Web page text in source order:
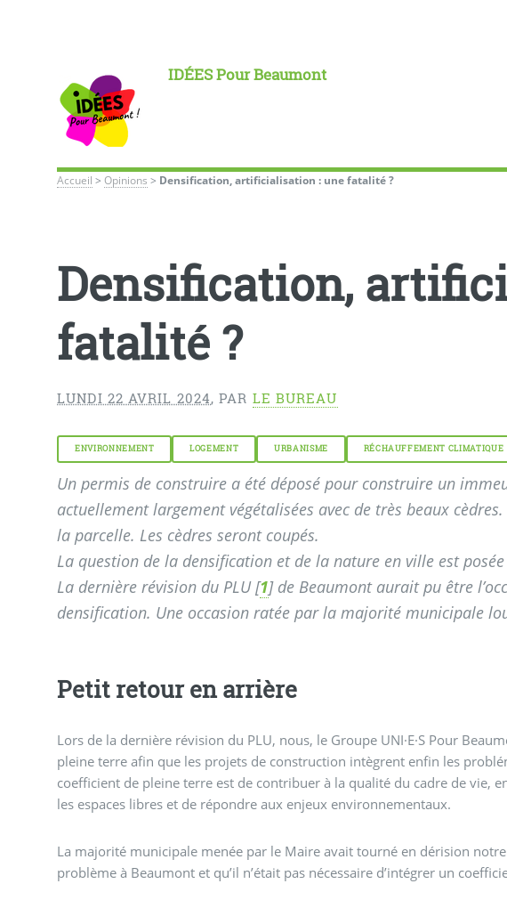
IDÉES Pour Beaumont
Accueil >Opinions > Densification, artificialisation : une fatalité ?
Densification,
fatalité ?
LUNDI 22 AVRIL 2024,PAR LE BUREAU
ENVIRONNEMENT LOGEMENT URBANISME RÉCHAUFFEMENT CLIMATIQUE
Un permis de construire a été déposé pour construire un
actuellement largement végétalisées avec de très beaux
la parcelle. Les cèdres seront coupés.
La question de la densification et de la nature en ville est posée
La dernière révision du PLU[1]de Beaumont aurait pu être
densification. Une occasion ratée par la majorité municipale
Petit retour en arrière
Lors de la dernière révision du PLU, nous, le Groupe UNI·E·S Pour
pleine terre afin que les projets de construction intègrent enfin les
coefficient de pleine terre est de contribuer à la qualité du cadre de vie,
les espaces libres et de répondre aux enjeux environnementaux.
La majorité municipale menée par le Maire avait tourné en dérision
problème à Beaumont et qu’il n’était pas nécessaire d’intégrer un